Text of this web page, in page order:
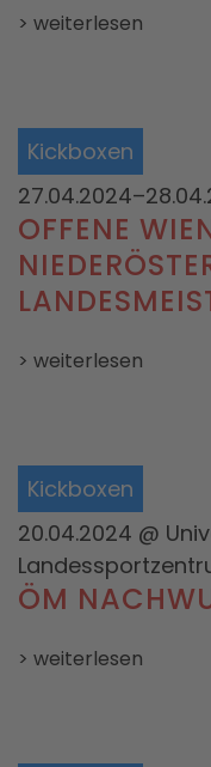
> weiterlesen
Kickboxen
OFFENE
> weiterlesen
Kickboxen
20.04.2024 @
ÖM
> weiterlesen